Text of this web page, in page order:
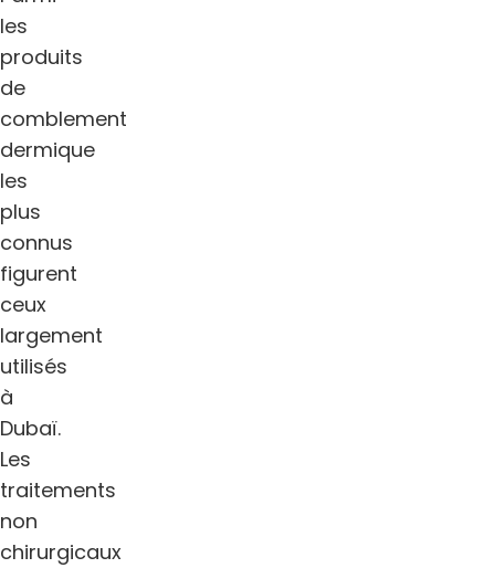
les
produits
de
comblement
dermique
les
plus
connus
figurent
ceux
largement
utilisés
à
Dubaï.
Les
traitements
non
chirurgicaux